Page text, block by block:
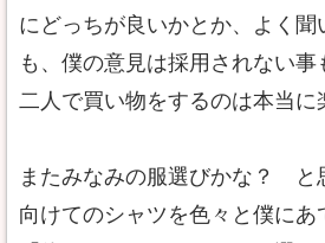
にどっちが良いかとか、よく聞
も、僕の意見は採用されない事
二人で買い物をするのは本当に
またみなみの服選びかな？ と
向けてのシャツを色々と僕にあ